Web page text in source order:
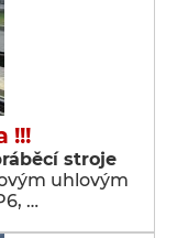
!!!
stroje
uhlovým
…